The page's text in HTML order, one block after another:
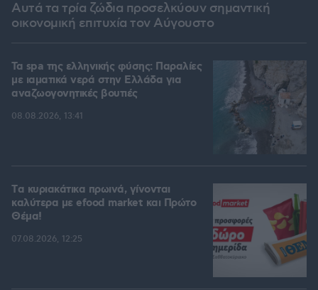
Αυτά τα τρία ζώδια προσελκύουν σημαντική
οικονομική επιτυχία τον Αύγουστο
Τα spa της ελληνικής φύσης: Παραλίες
με ιαματικά νερά στην Ελλάδα για
αναζωογονητικές βουτιές
08.08.2026, 13:41
Tα κυριακάτικα πρωινά, γίνονται
καλύτερα με efood market και Πρώτο
Θέμα!
07.08.2026, 12:25